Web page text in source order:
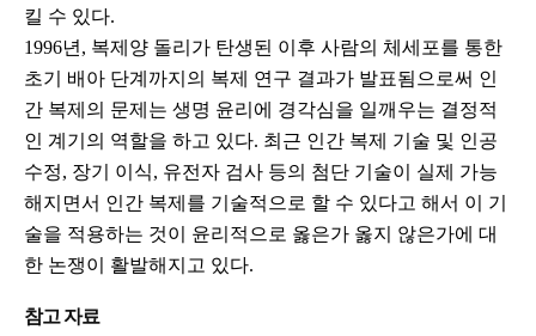
킬 수 있다.
1996년, 복제양 돌리가 탄생된 이후 사람의 체세포를 통한
초기 배아 단계까지의 복제 연구 결과가 발표됨으로써 인
간 복제의 문제는 생명 윤리에 경각심을 일깨우는 결정적
인 계기의 역할을 하고 있다. 최근 인간 복제 기술 및 인공
수정, 장기 이식, 유전자 검사 등의 첨단 기술이 실제 가능
해지면서 인간 복제를 기술적으로 할 수 있다고 해서 이 기
술을 적용하는 것이 윤리적으로 옳은가 옳지 않은가에 대
한 논쟁이 활발해지고 있다.
참고 자료